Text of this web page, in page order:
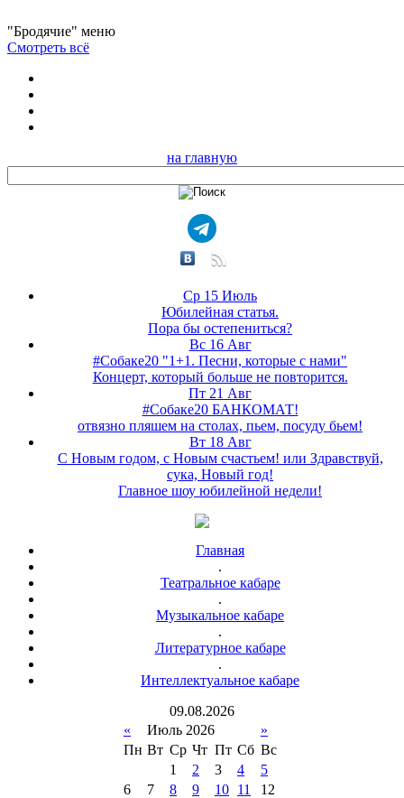
"Бродячие" меню
Смотреть всё
на главную
Ср 15 Июль
Юбилейная статья.
Пора бы остепениться?
Вс 16 Авг
#Собаке20 "1+1. Песни, которые с нами"
Концерт, который больше не повторится.
Пт 21 Авг
#Собаке20 БАНКОМАТ!
отвязно пляшем на столах, пьем, посуду бьем!
Вт 18 Авг
С Новым годом, с Новым счастьем! или Здравствуй,
сука, Новый год!
Главное шоу юбилейной недели!
Главная
.
Театральное кабаре
.
Музыкальное кабаре
.
Литературное кабаре
.
Интеллектуальное кабаре
09.08.2026
«
Июль 2026
»
Пн Вт Ср Чт Пт Сб Вс
1
2 3 4
5
6
7 8 9 10 11
12